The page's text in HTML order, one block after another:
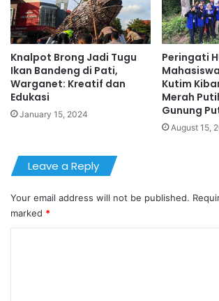
Knalpot Brong Jadi Tugu
Ikan Bandeng di Pati,
Warganet: Kreatif dan
Edukasi
January 15, 2024
Peringati
Mahasiswa
Kutim
Merah
Gunung
August 15,
Leave a Reply
Your email address will not be published.
marked *